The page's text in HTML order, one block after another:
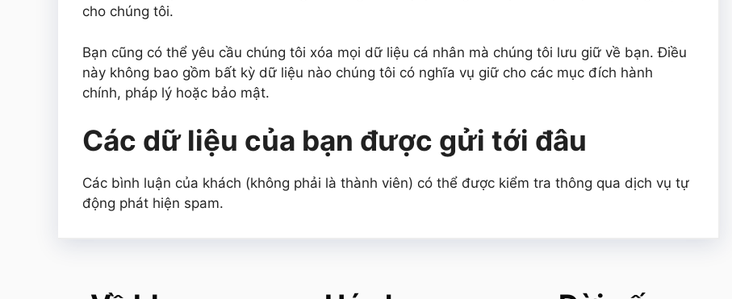
cho chúng tôi.
Bạn cũng có thể yêu cầu chúng tôi xóa mọi dữ liệu cá nhân mà chúng tôi lưu giữ về bạn. Điều
này không bao gồm bất kỳ dữ liệu nào chúng tôi có nghĩa vụ giữ cho các mục đích hành
chính, pháp lý hoặc bảo mật.
Các dữ liệu của bạn được gửi tới đâu
Các bình luận của khách (không phải là thành viên) có thể được kiểm tra thông qua dịch vụ tự
động phát hiện spam.